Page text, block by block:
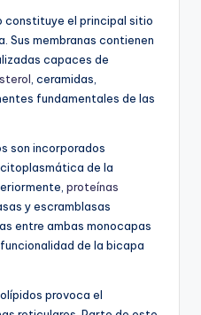
constituye el principal sitio
Sus membranas contienen
capaces de
, ceramidas,
fundamentales de las
son incorporados
de la
proteínas
y escramblasas
entre ambas monocapas
de la bicapa
provoca el